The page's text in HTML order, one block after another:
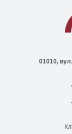
01010,